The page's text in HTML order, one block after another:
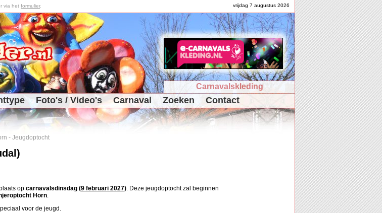
vrijdag 7 augustus 2026
via het formulier.
Carnavalskleding
Foto's / Video's Carnaval Zoeken Contact
- Jeugdoptocht
op carnavalsdinsdag (9 februari 2027). Deze jeugdoptocht zal beginnen
Horn.
voor de jeugd.